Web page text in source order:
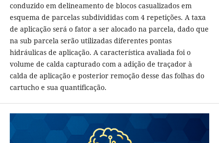
conduzido em delineamento de blocos casualizados em
esquema de parcelas subdivididas com 4 repetições. A taxa
de aplicação será o fator a ser alocado na parcela, dado que
na sub parcela serão utilizadas diferentes pontas
hidráulicas de aplicação. A característica avaliada foi o
volume de calda capturado com a adição de traçador à
calda de aplicação e posterior remoção desse das folhas do
cartucho e sua quantificação.